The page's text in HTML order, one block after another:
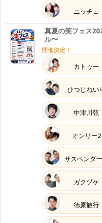
ニッチェ
真夏の笑フェス
ル〜
開催決定！
カトゥー
ひつじねい
中津川弦
オンリー2
サスペンダ
ガクヅケ
徳原旅行